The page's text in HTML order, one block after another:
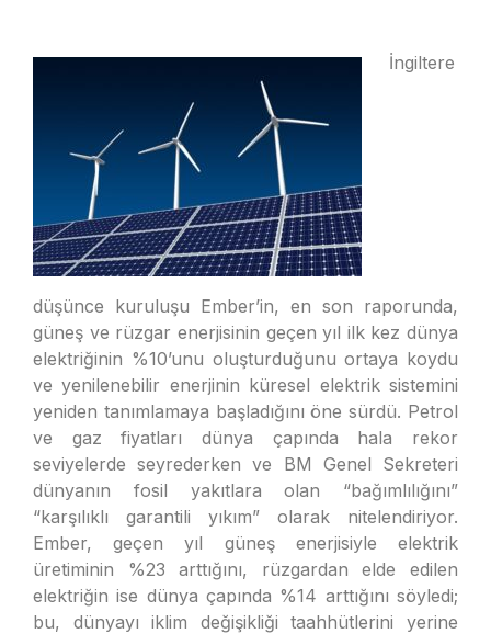
İngiltere
düşünce kuruluşu Ember’in, en son raporunda,
güneş ve rüzgar enerjisinin geçen yıl ilk kez dünya
elektriğinin %10’unu oluşturduğunu ortaya koydu
ve yenilenebilir enerjinin küresel elektrik sistemini
yeniden tanımlamaya başladığını öne sürdü. Petrol
ve gaz fiyatları dünya çapında hala rekor
seviyelerde seyrederken ve BM Genel Sekreteri
dünyanın fosil yakıtlara olan “bağımlılığını”
“karşılıklı garantili yıkım” olarak nitelendiriyor.
Ember, geçen yıl güneş enerjisiyle elektrik
üretiminin %23 arttığını, rüzgardan elde edilen
elektriğin ise dünya çapında %14 arttığını söyledi;
bu, dünyayı iklim değişikliği taahhütlerini yerine